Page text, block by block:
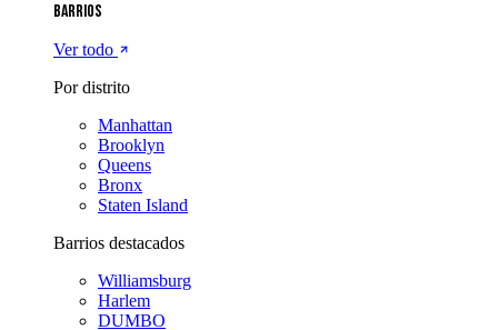
Barrios
Ver todo
Por distrito
Manhattan
Brooklyn
Queens
Bronx
Staten Island
Barrios destacados
Williamsburg
Harlem
DUMBO